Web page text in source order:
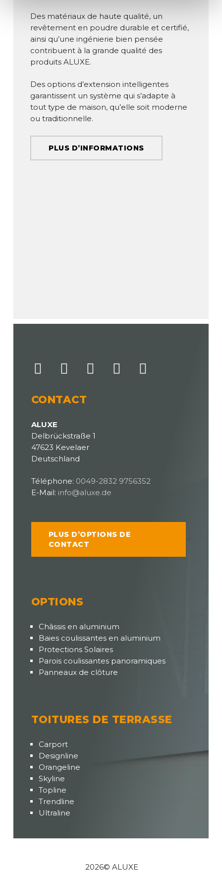
Des matériaux de haute qualité, un
revêtement en poudre durable et certifié,
ainsi qu’une ingénierie bien pensée
contribuent à la grande qualité des
produits ALUXE.
Des options d’extension intelligentes
garantissent un système qui s’adapte à
tout type de maison, qu’elle soit moderne
ou traditionnelle.
PLUS D’INFORMATIONS
TOITURES DE TERRASSE
Carport
Designline
Orangeline
Skyline
Topline
Trendline
Ultraline
OPTIONS
Châssis en aluminium
Baies coulissantes en aluminium
Protections Solaires
Parois coulissantes panoramiques
Panneaux de clôture
CONTACT
ALUXE
Delbrückstraße 1
47623 Kevelaer
Deutschland
Téléphone: 0049-2832 9756352
E-Mail: info@aluxe.de
PLUS D’OPTIONS DE
CONTACT
2026© ALUXE